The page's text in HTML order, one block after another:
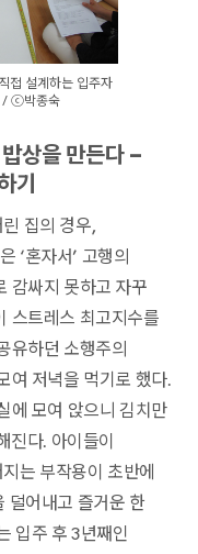
접 설계하는 입주자
/ ⓒ박종숙
상을 만든다 –
기
집의 경우,
‘혼자서’ 고행의
감싸지 못하고 자꾸
스트레스 최고지수를
유하던 소행주의
여 저녁을 먹기로 했다.
에 모여 앉으니 김치만
진다. 아이들이
는 부작용이 초반에
덜어내고 즐거운 한
입주 후 3년째인